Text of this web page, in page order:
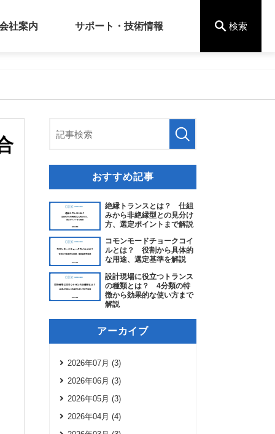
検索
社案内 サポート・技術情報
おすすめ記事
絶縁トランスとは？ 仕組
みから非絶縁型との見分け
方、選定ポイントまで解説
コモンモードチョークコイ
ルとは？ 役割から具体的
な用途、選定基準を解説
設計現場に役立つトランス
の種類とは？ 4分類の特
徴から効果的な使い方まで
解説
アーカイブ
2026年07月 (3)
2026年06月 (3)
2026年05月 (3)
2026年04月 (4)